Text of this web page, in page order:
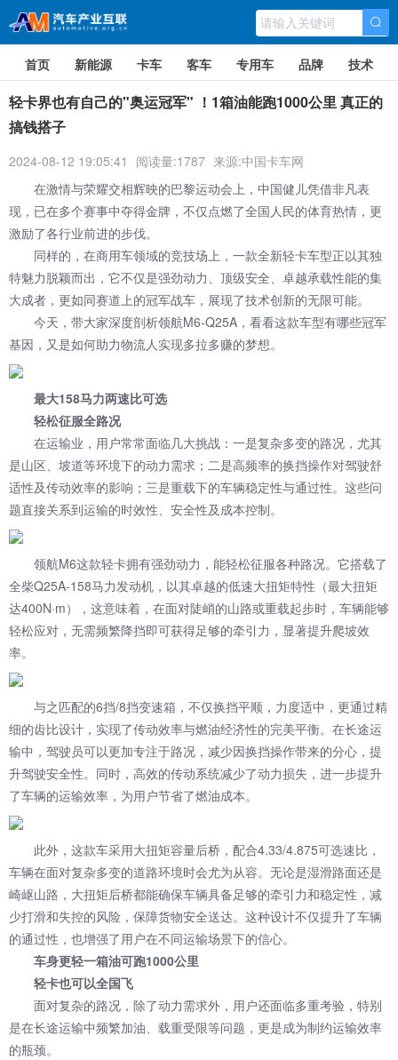
首页 新能源 卡车 客车 专用车 品牌 技术
轻卡界也有自己的"奥运冠军" ！1箱油能跑1000公里 真正的
搞钱搭子
2024-08-12 19:05:41 阅读量:1787 来源:中国卡车网
在激情与荣耀交相辉映的巴黎运动会上，中国健儿凭借非凡表
现，已在多个赛事中夺得金牌，不仅点燃了全国人民的体育热情，更
激励了各行业前进的步伐。
同样的，在商用车领域的竞技场上，一款全新轻卡车型正以其独
特魅力脱颖而出，它不仅是强劲动力、顶级安全、卓越承载性能的集
大成者，更如同赛道上的冠军战车，展现了技术创新的无限可能。
今天，带大家深度剖析领航M6-Q25A，看看这款车型有哪些冠军
基因，又是如何助力物流人实现多拉多赚的梦想。
最大158马力两速比可选
轻松征服全路况
在运输业，用户常常面临几大挑战：一是复杂多变的路况，尤其
是山区、坡道等环境下的动力需求；二是高频率的换挡操作对驾驶舒
适性及传动效率的影响；三是重载下的车辆稳定性与通过性。这些问
题直接关系到运输的时效性、安全性及成本控制。
领航M6这款轻卡拥有强劲动力，能轻松征服各种路况。它搭载了
全柴Q25A-158马力发动机，以其卓越的低速大扭矩特性（最大扭矩
达400N·m），这意味着，在面对陡峭的山路或重载起步时，车辆能够
轻松应对，无需频繁降挡即可获得足够的牵引力，显著提升爬坡效
率。
与之匹配的6挡/8挡变速箱，不仅换挡平顺，力度适中，更通过精
细的齿比设计，实现了传动效率与燃油经济性的完美平衡。在长途运
输中，驾驶员可以更加专注于路况，减少因换挡操作带来的分心，提
升驾驶安全性。同时，高效的传动系统减少了动力损失，进一步提升
了车辆的运输效率，为用户节省了燃油成本。
此外，这款车采用大扭矩容量后桥，配合4.33/4.875可选速比，
车辆在面对复杂多变的道路环境时会尤为从容。无论是湿滑路面还是
崎岖山路，大扭矩后桥都能确保车辆具备足够的牵引力和稳定性，减
少打滑和失控的风险，保障货物安全送达。这种设计不仅提升了车辆
的通过性，也增强了用户在不同运输场景下的信心。
车身更轻一箱油可跑1000公里
轻卡也可以全国飞
面对复杂的路况，除了动力需求外，用户还面临多重考验，特别
是在长途运输中频繁加油、载重受限等问题，更是成为制约运输效率
的瓶颈。